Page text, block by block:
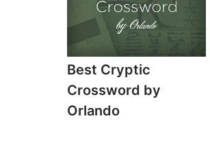
Best Cryptic
Crossword by
Orlando